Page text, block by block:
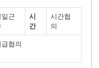
일근
시
간
시간협
의
협의